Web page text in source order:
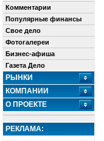
Комментарии
Популярные финансы
Свое дело
Фотогалереи
Бизнес-афиша
Газета Дело
РЫНКИ
КОМПАНИИ
О ПРОЕКТЕ
РЕКЛАМА: